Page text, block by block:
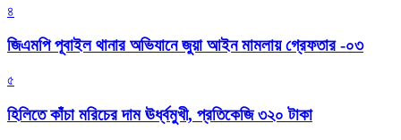
৪
জিএমপি পূবাইল থানার অভিযানে জুয়া আইন মামলায় গ্রেফতার -০৩
৫
হিলিতে কাঁচা মরিচের দাম ঊর্ধ্বমুখী, প্রতিকেজি ৩২০ টাকা